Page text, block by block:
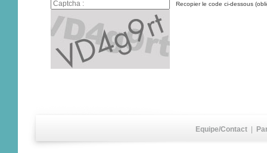
Recopier le code ci-dessous
Equipe/Contact